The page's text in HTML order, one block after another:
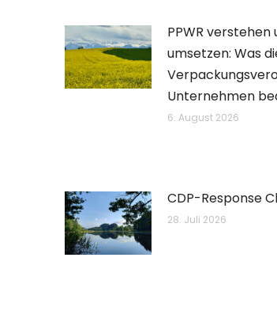
PPWR verstehen
umsetzen: Was
Unternehmen
6. August 2026
CDP-Response
28. Juli 2026